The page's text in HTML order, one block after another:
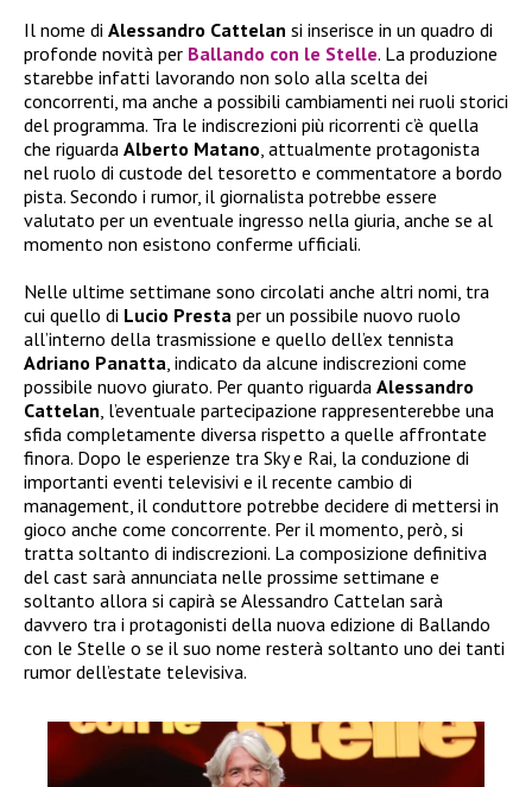
Il nome di Alessandro Cattelan si inserisce in un quadro di
profonde novità per Ballando con le Stelle. La produzione
starebbe infatti lavorando non solo alla scelta dei
concorrenti, ma anche a possibili cambiamenti nei ruoli storici
del programma. Tra le indiscrezioni più ricorrenti c’è quella
che riguarda Alberto Matano , attualmente protagonista
nel ruolo di custode del tesoretto e commentatore a bordo
pista. Secondo i rumor, il giornalista potrebbe essere
valutato per un eventuale ingresso nella giuria, anche se al
momento non esistono conferme ufficiali.
Nelle ultime settimane sono circolati anche altri nomi, tra
cui quello di Lucio Presta per un possibile nuovo ruolo
all’interno della trasmissione e quello dell’ex tennista
Adriano Panatta , indicato da alcune indiscrezioni come
possibile nuovo giurato. Per quanto riguarda Alessandro
Cattelan , l’eventuale partecipazione rappresenterebbe una
sfida completamente diversa rispetto a quelle affrontate
finora. Dopo le esperienze tra Sky e Rai, la conduzione di
importanti eventi televisivi e il recente cambio di
management, il conduttore potrebbe decidere di mettersi in
gioco anche come concorrente. Per il momento, però, si
tratta soltanto di indiscrezioni. La composizione definitiva
del cast sarà annunciata nelle prossime settimane e
soltanto allora si capirà se Alessandro Cattelan sarà
davvero tra i protagonisti della nuova edizione di Ballando
con le Stelle o se il suo nome resterà soltanto uno dei tanti
rumor dell’estate televisiva.